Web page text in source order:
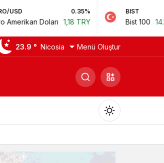
0.35%
1,18 TRY
BIST 0.78%
Bist 100 14.168,35 TRY
23.9 ° Nicosia Menü Oluştur